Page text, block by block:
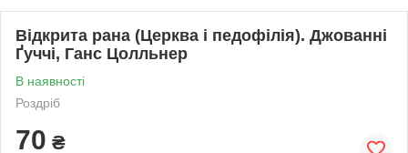
Відкрита рана (Церква і педофілія). Джованні
Ґуччі, Ганс Цолльнер
В наявності
Роздріб
70 ₴